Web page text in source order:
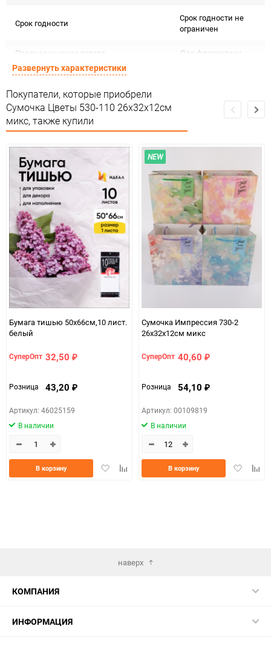
Срок годности
Срок годности не
ограничен
Предназначение товара Для флористики
соответствии ЕАС
Особые условия
требует
Минимальное количество
Количество в коробке 384
Единица измерения шт
Размер L (21-27)
07c4e68a_b330_11f0_8cc3_b03af2b6059f
2664ec64-b330-11f0-
8cc3-b03af2b6059f
Развернуть характеристики
Покупатели, которые приобрели
Сумочка Цветы 530-110 26х32x12см
микс, также купили
Бумага тишью 50х66см,10 лист.
белый
СуперОпт 32,50 ₽
Розница 43,20 ₽
Артикул: 46025159
В наличии
ДобавитьДобавить
В корзину
NEW
Сумочка Импрессия 730-2
26х32x12см микс
СуперОпт 40,60 ₽
Розница 54,10 ₽
Артикул: 00109819
В наличии
Добавить
В корзину
наверх
КОМПАНИЯ
ИНФОРМАЦИЯ